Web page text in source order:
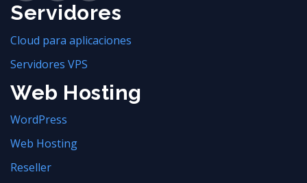
Servidores
Cloud para aplicaciones
Servidores VPS
Web Hosting
WordPress
Web Hosting
Reseller